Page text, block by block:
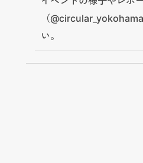
（@circular_yokohama
い。